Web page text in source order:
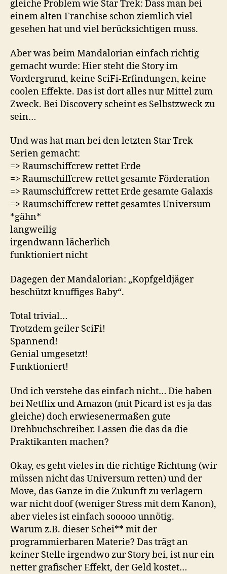
gleiche Problem wie Star Trek: Dass man bei
einem alten Franchise schon ziemlich viel
gesehen hat und viel berücksichtigen muss.
Aber was beim Mandalorian einfach richtig
gemacht wurde: Hier steht die Story im
Vordergrund, keine SciFi-Erfindungen, keine
coolen Effekte. Das ist dort alles nur Mittel zum
Zweck. Bei Discovery scheint es Selbstzweck zu
sein…
Und was hat man bei den letzten Star Trek
Serien gemacht:
=> Raumschiffcrew rettet Erde
=> Raumschiffcrew rettet gesamte Förderation
=> Raumschiffcrew rettet Erde gesamte Galaxis
=> Raumschiffcrew rettet gesamtes Universum
*gähn*
langweilig
irgendwann lächerlich
funktioniert nicht
Dagegen der Mandalorian: „Kopfgeldjäger
beschützt knuffiges Baby“.
Total trivial…
Trotzdem geiler SciFi!
Spannend!
Genial umgesetzt!
Funktioniert!
Und ich verstehe das einfach nicht… Die haben
bei Netflix und Amazon (mit Picard ist es ja das
gleiche) doch erwiesenermaßen gute
Drehbuchschreiber. Lassen die das da die
Praktikanten machen?
Okay, es geht vieles in die richtige Richtung (wir
müssen nicht das Universum retten) und der
Move, das Ganze in die Zukunft zu verlagern
war nicht doof (weniger Stress mit dem Kanon),
aber vieles ist einfach sooooo unnötig.
Warum z.B. dieser Schei** mit der
programmierbaren Materie? Das trägt an
keiner Stelle irgendwo zur Story bei, ist nur ein
netter grafischer Effekt, der Geld kostet…